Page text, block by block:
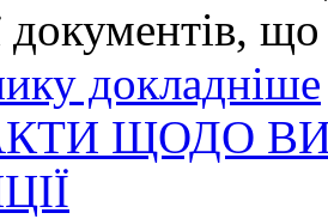
документів,
докладніше
ЩОДО